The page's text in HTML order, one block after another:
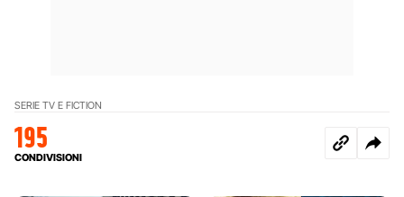
SERIE TV E FICTION
195
CONDIVISIONI